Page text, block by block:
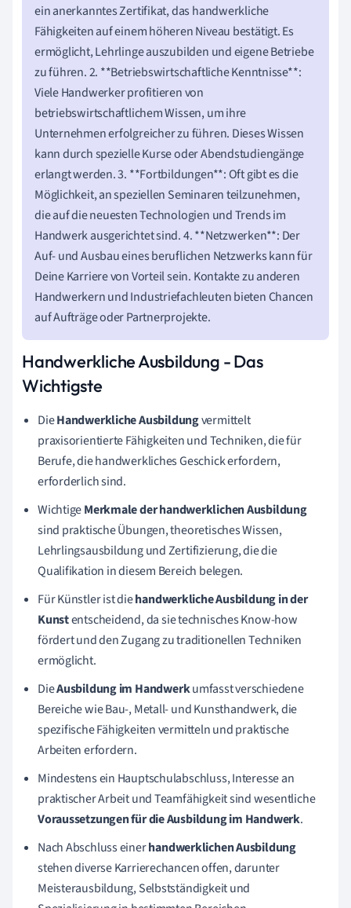
ein anerkanntes Zertifikat, das handwerkliche
Fähigkeiten auf einem höheren Niveau bestätigt. Es
ermöglicht, Lehrlinge auszubilden und eigene Betriebe
zu führen. 2. **Betriebswirtschaftliche Kenntnisse**:
Viele Handwerker profitieren von
betriebswirtschaftlichem Wissen, um ihre
Unternehmen erfolgreicher zu führen. Dieses Wissen
kann durch spezielle Kurse oder Abendstudiengänge
erlangt werden. 3. **Fortbildungen**: Oft gibt es die
Möglichkeit, an speziellen Seminaren teilzunehmen,
die auf die neuesten Technologien und Trends im
Handwerk ausgerichtet sind. 4. **Netzwerken**: Der
Auf- und Ausbau eines beruflichen Netzwerks kann für
Deine Karriere von Vorteil sein. Kontakte zu anderen
Handwerkern und Industriefachleuten bieten Chancen
auf Aufträge oder Partnerprojekte.
Handwerkliche Ausbildung - Das
Wichtigste
DieHandwerkliche Ausbildungvermittelt
praxisorientierte Fähigkeiten und Techniken, die für
Berufe, die handwerkliches Geschick erfordern,
erforderlich sind.
WichtigeMerkmale der handwerklichen Ausbildung
sind praktische Übungen, theoretisches Wissen,
Lehrlingsausbildung und Zertifizierung, die die
Qualifikation in diesem Bereich belegen.
Für Künstler ist diehandwerkliche Ausbildung in der
Kunstentscheidend, da sie technisches Know-how
fördert und den Zugang zu traditionellen Techniken
ermöglicht.
DieAusbildung im Handwerkumfasst verschiedene
Bereiche wie Bau-, Metall- und Kunsthandwerk, die
spezifische Fähigkeiten vermitteln und praktische
Arbeiten erfordern.
Mindestens ein Hauptschulabschluss, Interesse an
praktischer Arbeit und Teamfähigkeit sind wesentliche
Voraussetzungen für die Ausbildung im Handwerk.
Nach Abschluss einerhandwerklichen Ausbildung
stehen diverse Karrierechancen offen, darunter
Meisterausbildung, Selbstständigkeit und